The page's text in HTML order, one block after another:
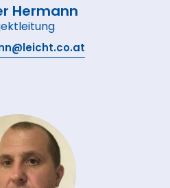
Hermann